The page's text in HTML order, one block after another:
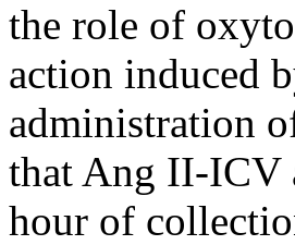
the role of
action induced
administration
that Ang II-ICV
hour of